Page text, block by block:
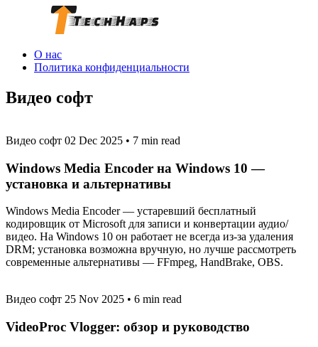
О нас
Политика конфиденциальности
Видео софт
Видео софт 02 Dec 2025 • 7 min read
Windows Media Encoder на Windows 10 —
установка и альтернативы
Windows Media Encoder — устаревший бесплатный
кодировщик от Microsoft для записи и конвертации аудио/
видео. На Windows 10 он работает не всегда из‑за удаления
DRM; установка возможна вручную, но лучше рассмотреть
современные альтернативы — FFmpeg, HandBrake, OBS.
Видео софт 25 Nov 2025 • 6 min read
VideoProc Vlogger: обзор и руководство